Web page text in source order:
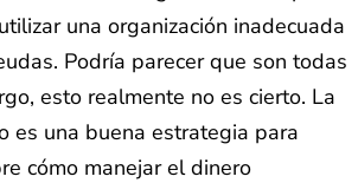
una organización inadecuada
Podría parecer que son todas
esto realmente no es cierto. La
es una buena estrategia para
cómo manejar el dinero